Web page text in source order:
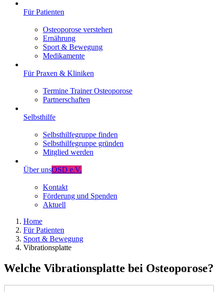
Für Patienten
Osteoporose verstehen
Ernährung
Sport & Bewegung
Medikamente
Für Praxen & Kliniken
Termine Trainer Osteoporose
Partnerschaften
Selbsthilfe
Selbsthilfegruppe finden
Selbsthilfegruppe gründen
Mitglied werden
Über unsOSD e.V.
Kontakt
Förderung und Spenden
Aktuell
Home
Für Patienten
Sport & Bewegung
Vibrationsplatte
Welche Vibrationsplatte bei Osteoporose?